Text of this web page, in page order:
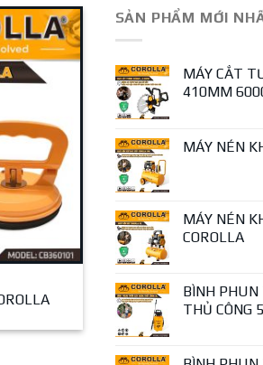
SẢN PHẨM MỚI
MÁY CẮT
410MM
MÁY NÉN
MÁY NÉN
COROLLA
BÌNH PHUN
THỦ CÔNG